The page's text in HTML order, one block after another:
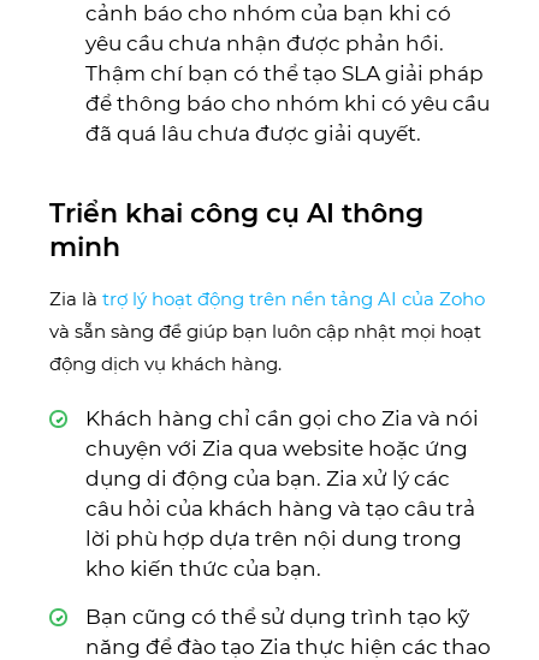
cảnh báo cho nhóm của bạn khi có
yêu cầu chưa nhận được phản hồi.
Thậm chí bạn có thể tạo SLA giải pháp
để thông báo cho nhóm khi có yêu cầu
đã quá lâu chưa được giải quyết.
Triển khai công cụ AI thông
minh
Zia là trợ lý hoạt động trên nền tảng AI của Zoho
và sẵn sàng để giúp bạn luôn cập nhật mọi hoạt
động dịch vụ khách hàng.
Khách hàng chỉ cần gọi cho Zia và nói
chuyện với Zia qua website hoặc ứng
dụng di động của bạn. Zia xử lý các
câu hỏi của khách hàng và tạo câu trả
lời phù hợp dựa trên nội dung trong
kho kiến thức của bạn.
Bạn cũng có thể sử dụng trình tạo kỹ
năng để đào tạo Zia thực hiện các thao